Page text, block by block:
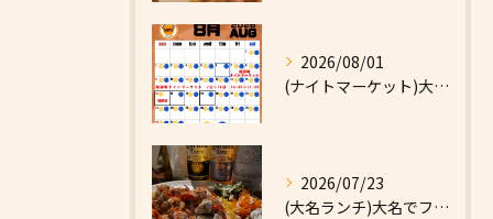
2026/08/01
(ナイトマーケット)大名でファーストフードなら|High F...
2026/07/23
(大名ランチ)大名でファーストフードなら|High Five...